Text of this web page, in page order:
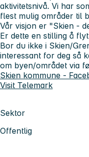
aktivitetsnivå. Vi har
flest mulig områder til
Vår visjon er "Skien -
Er dette en stilling å
Bor du ikke i Skien/
interessant for deg så
om byen/området via
Skien kommune -
Visit Telemark
Sektor
Offentlig